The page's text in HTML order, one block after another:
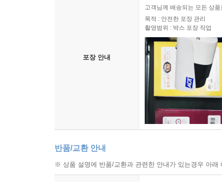
포장 안내
고객님께 배송되는 모든 상
목적 : 안전한 포장 관리
촬영범위 : 박스 포장 작업
반품/교환 안내
※ 상품 설명에 반품/교환과 관련한 안내가 있는경우 아